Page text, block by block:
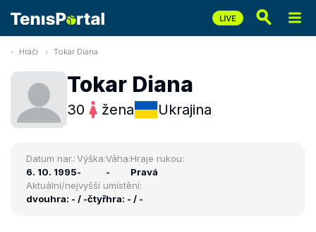
Hráči Tokar Diana
Tokar Diana
30 žena Ukrajina
Datum nar.:
6. 10. 1995
Výška:
-
Váha:
-
Hraje rukou:
Pravá
Aktuální/nejvyšší umístění:
dvouhra: - / -čtyřhra: - / -